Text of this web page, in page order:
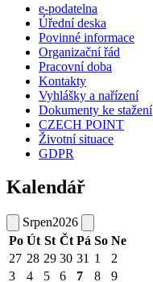
e-podatelna
Úřední deska
Povinné informace
Organizační řád
Pracovní doba
Kontakty
Vyhlášky a nařízení
Dokumenty ke stažení
CZECH POINT
Životní situace
GDPR
Kalendář
Srpen2026
Po Út St Čt Pá So Ne
27 28 29 30 31 1
2
3
4 5 6 7 8 9